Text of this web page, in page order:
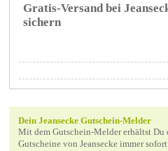
Gratis-Versand bei
sichern
Dein Jeansecke Gutschein-Melder
Mit dem Gutschein-Melder erhältst Du
Gutscheine von Jeansecke immer